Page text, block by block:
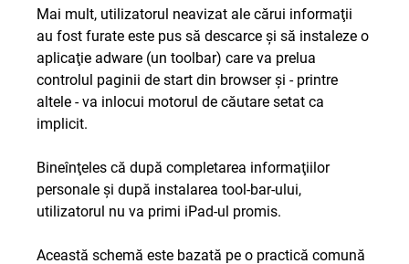
Mai mult, utilizatorul neavizat ale cărui informaţii
au fost furate este pus să descarce şi să instaleze o
aplicaţie adware (un toolbar) care va prelua
controlul paginii de start din browser şi - printre
altele - va inlocui motorul de căutare setat ca
implicit.
Bineînţeles că după completarea informaţiilor
personale şi după instalarea tool-bar-ului,
utilizatorul nu va primi iPad-ul promis.
Această schemă este bazată pe o practică comună